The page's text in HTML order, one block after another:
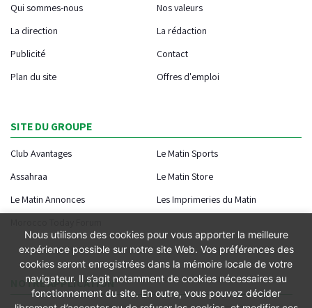
Qui sommes-nous
Nos valeurs
La direction
La rédaction
Publicité
Contact
Plan du site
Offres d'emploi
SITE DU GROUPE
Club Avantages
Le Matin Sports
Assahraa
Le Matin Store
Le Matin Annonces
Les Imprimeries du Matin
NOTRE APPLICATION
Nous utilisons des cookies pour vous apporter la meilleure
expérience possible sur notre site Web. Vos préférences des
cookies seront enregistrées dans la mémoire locale de votre
navigateur. Il s’agit notamment de cookies nécessaires au
fonctionnement du site. En outre, vous pouvez décider